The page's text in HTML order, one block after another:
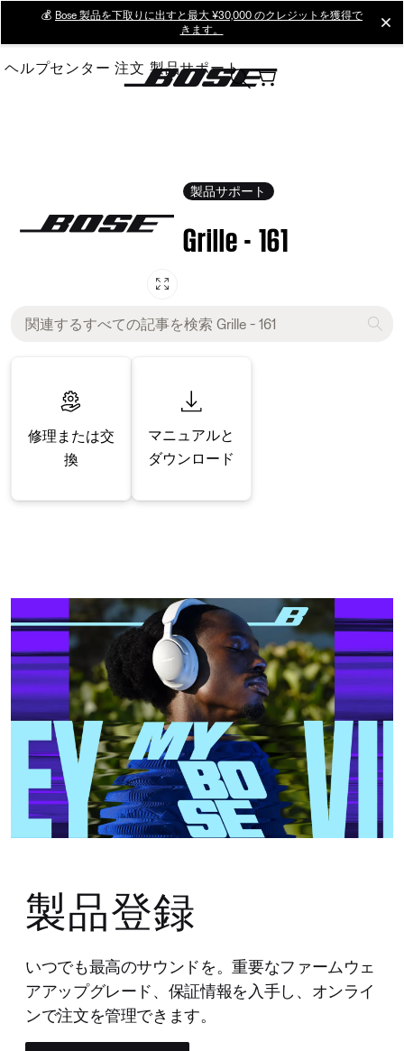
Main
💰 Bose 製品を下取りに出すと最大 ¥30,000 のクレジットを獲得で
きます。
ヘルプセンター 注文 製品サポート
製品サポート
Grille - 161
修理または交
換
マニュアルと
ダウンロード
製品登録
いつでも最高のサウンドを。重要なファームウェ
アアップグレード、保証情報を入手し、オンライ
ンで注文を管理できます。